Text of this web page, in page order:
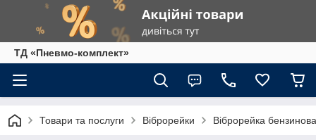
ТД «Пневмо-комплект»
Товари та послуги Віброрейки Віброрейка